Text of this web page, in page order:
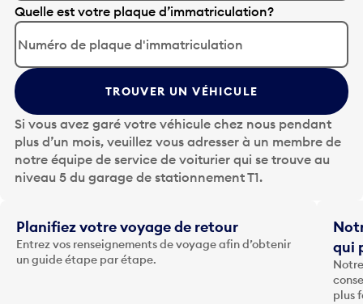
A
p
p
u
y
e
z
s
u
r
l
t
o
u
Quelle est votre plaque d’immatriculation?
TROUVER UN VÉHICULE
Si vous avez garé votre véhicule chez nous pendant
plus d’un mois, veuillez vous adresser à un membre de
notre équipe de service de voiturier qui se trouve au
niveau 5 du garage de stationnement T1.
Planifiez votre voyage de retour
Entrez vos renseignements de voyage afin d’obtenir
un guide étape par étape.
qui
plus